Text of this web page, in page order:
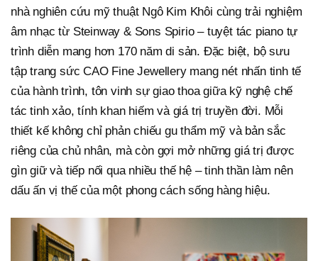
nhà nghiên cứu mỹ thuật Ngô Kim Khôi cùng trải nghiệm
âm nhạc từ Steinway & Sons Spirio – tuyệt tác piano tự
trình diễn mang hơn 170 năm di sản. Đặc biệt, bộ sưu
tập trang sức CAO Fine Jewellery mang nét nhấn tinh tế
của hành trình, tôn vinh sự giao thoa giữa kỹ nghệ chế
tác tinh xảo, tính khan hiếm và giá trị truyền đời. Mỗi
thiết kế không chỉ phản chiếu gu thẩm mỹ và bản sắc
riêng của chủ nhân, mà còn gợi mở những giá trị được
gìn giữ và tiếp nối qua nhiều thế hệ – tinh thần làm nên
dấu ấn vị thế của một phong cách sống hàng hiệu.